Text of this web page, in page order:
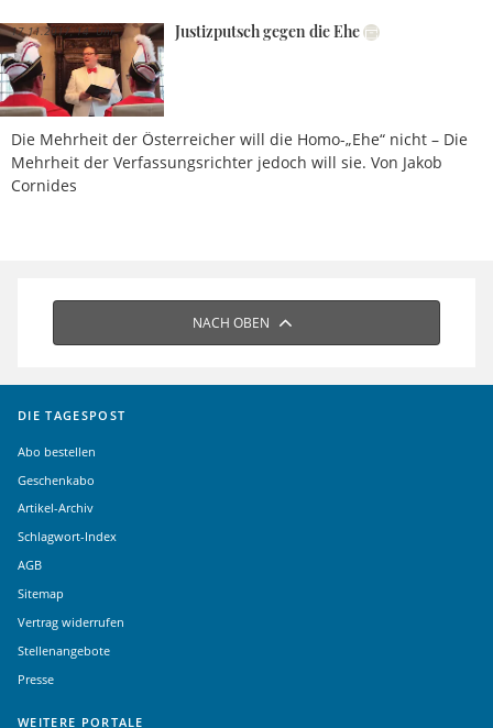
Justizputsch gegen die Ehe
Die Mehrheit der Österreicher will die Homo-„Ehe“ nicht – Die
Mehrheit der Verfassungsrichter jedoch will sie. Von Jakob
Cornides
17.11.2017, 14 Uhr
NACH OBEN
DIE TAGESPOST
Abo bestellen
Geschenkabo
Artikel-Archiv
Schlagwort-Index
AGB
Sitemap
Vertrag widerrufen
Stellenangebote
Presse
WEITERE PORTALE